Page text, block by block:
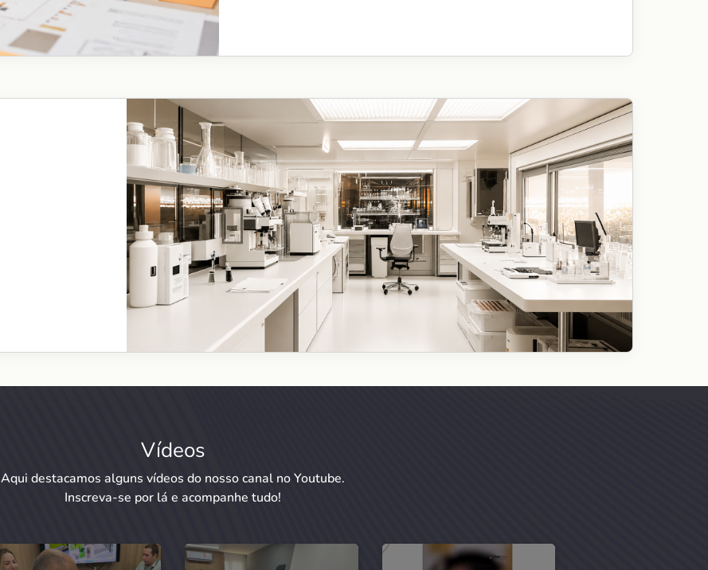
Vídeos
Aqui destacamos alguns vídeos do nosso canal no Youtube.
Inscreva-se por lá e acompanhe tudo!